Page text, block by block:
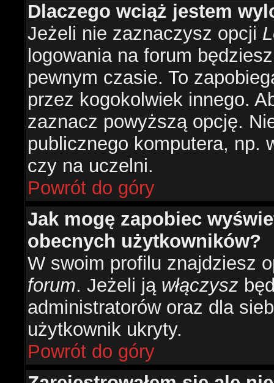
Dlaczego wciąż jestem
Jeżeli nie zaznaczysz opcji
logowania na forum
pewnym czasie. To
przez kogokolwiek innego.
zaznacz powyższą opcję.
publicznego komputera, np.
czy na uczelni.
Powrót do góry
Jak mogę zapobiec
obecnych użytkowników?
W swoim profilu znajdziesz
forum. Jeżeli ją włączysz
administratorów oraz dla
użytkownik ukryty.
Powrót do góry